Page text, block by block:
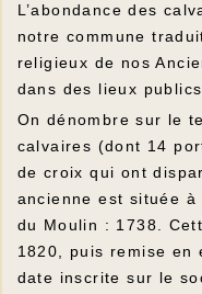
L’abondance des
notre commune
religieux de nos
dans des lieux publics.
On dénombre sur le
calvaires (dont 14
de croix qui ont
ancienne est située
du Moulin : 1738.
1820, puis remise en
date inscrite sur le